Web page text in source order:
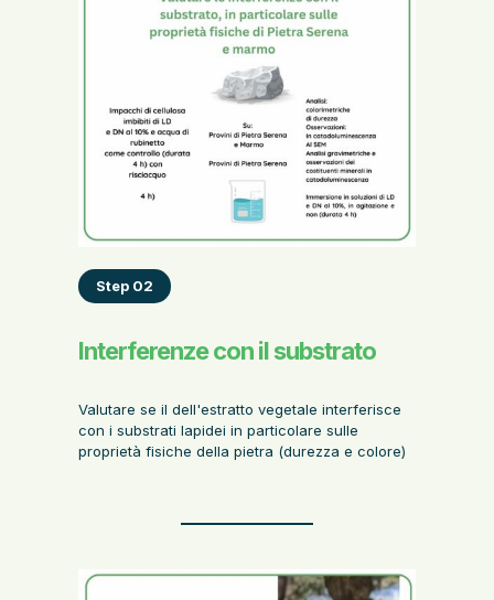
Step 02
Interferenze con il substrato
Valutare se il dell'estratto vegetale interferisce
con i substrati lapidei in particolare sulle
proprietà fisiche della pietra (durezza e colore)